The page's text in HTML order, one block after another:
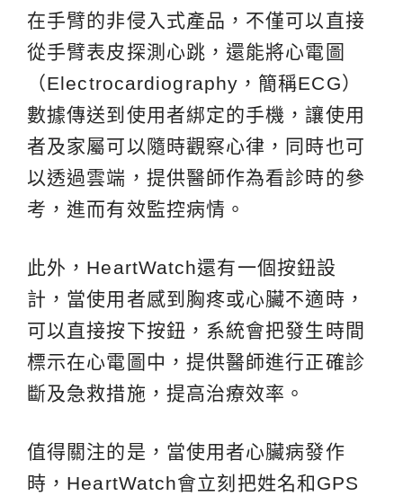
在手臂的非侵入式產品，不僅可以直接
從手臂表皮探測心跳，還能將心電圖
（Electrocardiography，簡稱ECG）
數據傳送到使用者綁定的手機，讓使用
者及家屬可以隨時觀察心律，同時也可
以透過雲端，提供醫師作為看診時的參
考，進而有效監控病情。
此外，HeartWatch還有一個按鈕設
計，當使用者感到胸疼或心臟不適時，
可以直接按下按鈕，系統會把發生時間
標示在心電圖中，提供醫師進行正確診
斷及急救措施，提高治療效率。
值得關注的是，當使用者心臟病發作
時，HeartWatch會立刻把姓名和GPS